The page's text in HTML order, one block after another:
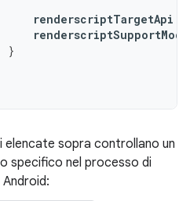
renderscriptTargetApi
}
elencate sopra controllano un
specifico nel processo di